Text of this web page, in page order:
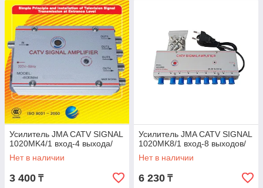
Усилитель JMA CATV SIGNAL
1020MK4/1 вход-4 выхода/
Нет в наличии
3 400 ₸
Усилитель JMA CATV SIGNAL
1020MK8/1 вход-8 выходов/
Нет в наличии
6 230 ₸